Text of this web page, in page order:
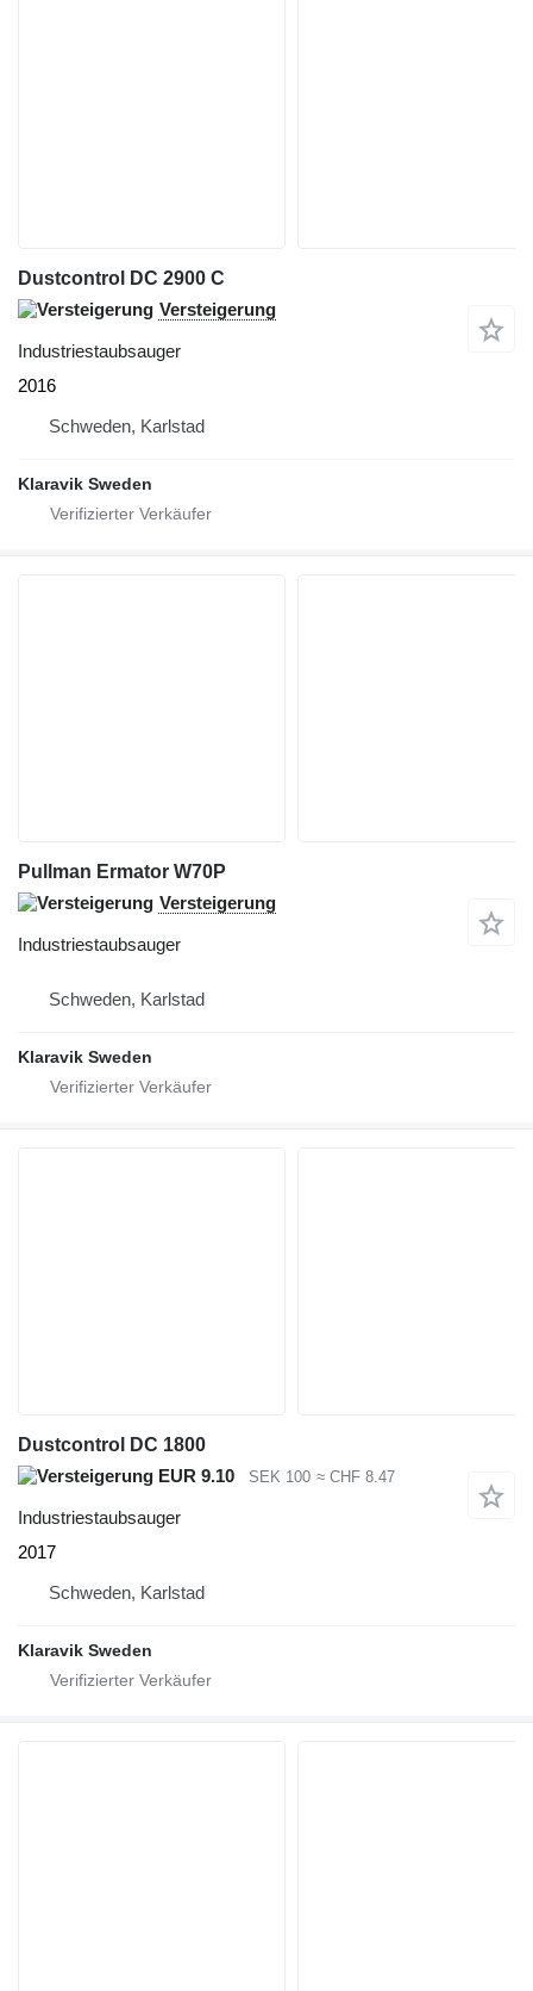
Dustcontrol DC 2900 C
Versteigerung
Industriestaubsauger
2016
Schweden, Karlstad
Klaravik Sweden
Pullman Ermator W70P
Versteigerung
Industriestaubsauger
Schweden, Karlstad
Klaravik Sweden
Dustcontrol DC 1800
EUR 9.10
SEK 100 ≈ CHF 8.47
Industriestaubsauger
2017
Schweden, Karlstad
Klaravik Sweden